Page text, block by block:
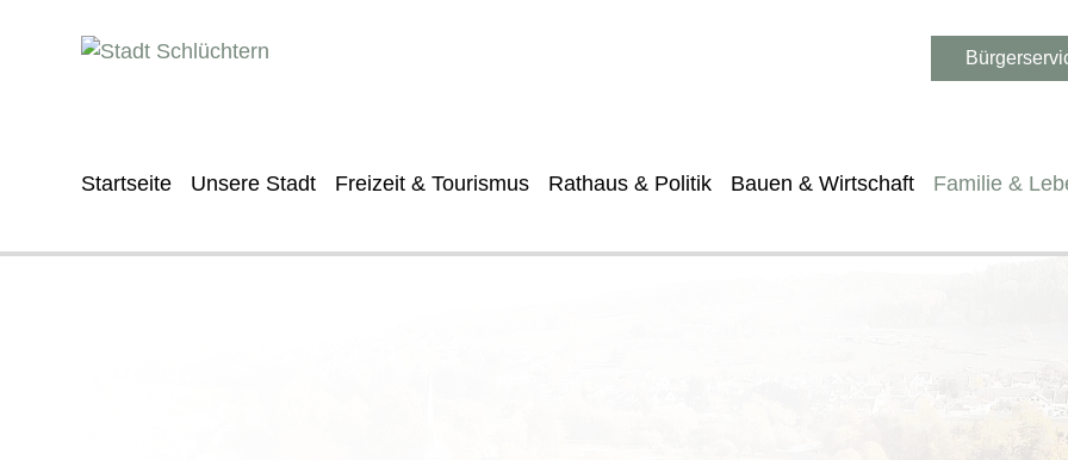
Startseite Unsere Stadt Freizeit & Tourismus Rathaus & Politik Bauen & Wirtschaft Familie &